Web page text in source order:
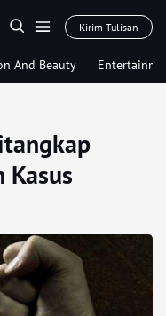
Kirim Tulisan
And Beauty
Kasus